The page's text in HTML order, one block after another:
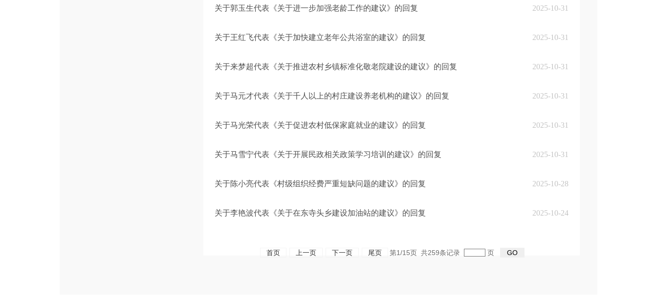
关于郭玉生代表《关于进一步加强老龄工作的建议》的回复 2025-10-31
关于王红飞代表《关于加快建立老年公共浴室的建议》的回复 2025-10-31
关于来梦超代表《关于推进农村乡镇标准化敬老院建设的建议》的回复 2025-10-31
关于马元才代表《关于千人以上的村庄建设养老机构的建议》的回复 2025-10-31
关于马光荣代表《关于促进农村低保家庭就业的建议》的回复 2025-10-31
关于马雪宁代表《关于开展民政相关政策学习培训的建议》的回复 2025-10-31
关于陈小亮代表《村级组织经费严重短缺问题的建议》的回复 2025-10-28
关于李艳波代表《关于在东寺头乡建设加油站的建议》的回复 2025-10-24
首页 上一页 下一页 尾页 第1/15页 共259条记录 页